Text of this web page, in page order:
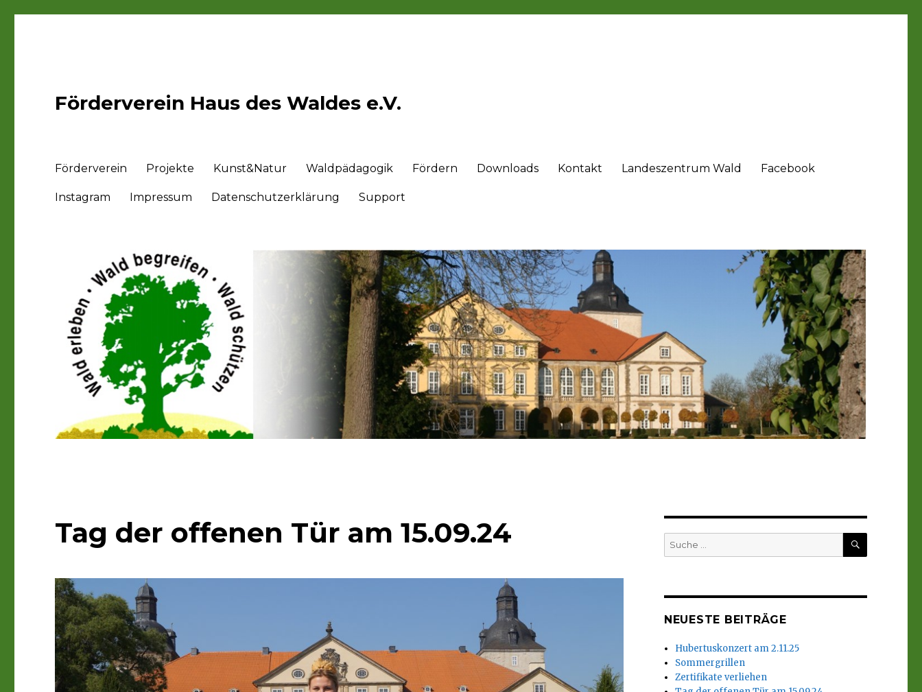
Förderverein Haus des Waldes e.V.
Förderverein Projekte Kunst&Natur Waldpädagogik Fördern Downloads Kontakt Landeszentrum Wald Facebook
Instagram Impressum Datenschutzerklärung Support
Tag der offenen Tür am 15.09.24
Suche
nach:
SUCHEN
NEUESTE BEITRÄGE
Hubertuskonzert am 2.11.25
Sommergrillen
Zertifikate verliehen